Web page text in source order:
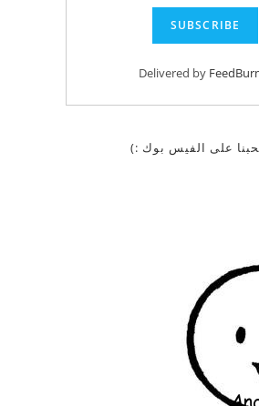
Delivered by
على الفيس بوك :)